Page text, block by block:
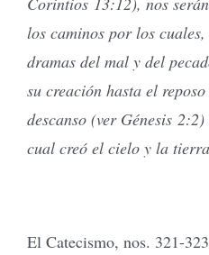
los caminos por los
dramas del mal y del
su creación hasta el
descanso (ver Génesis
cual creó el cielo y la
El Catecismo, nos. 321-